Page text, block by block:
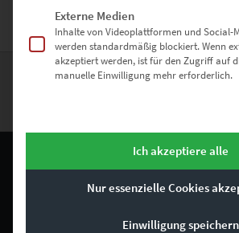
RECHTLICHES
Externe Medien
Inhalte von Videoplattformen und Social-
werden standardmäßig blockiert. Wenn
akzeptiert werden, ist für den Zugriff auf
manuelle Einwilligung mehr erforderlich.
Ich akzeptiere alle
Nur essenzielle Cookies
Einwilligung speichern